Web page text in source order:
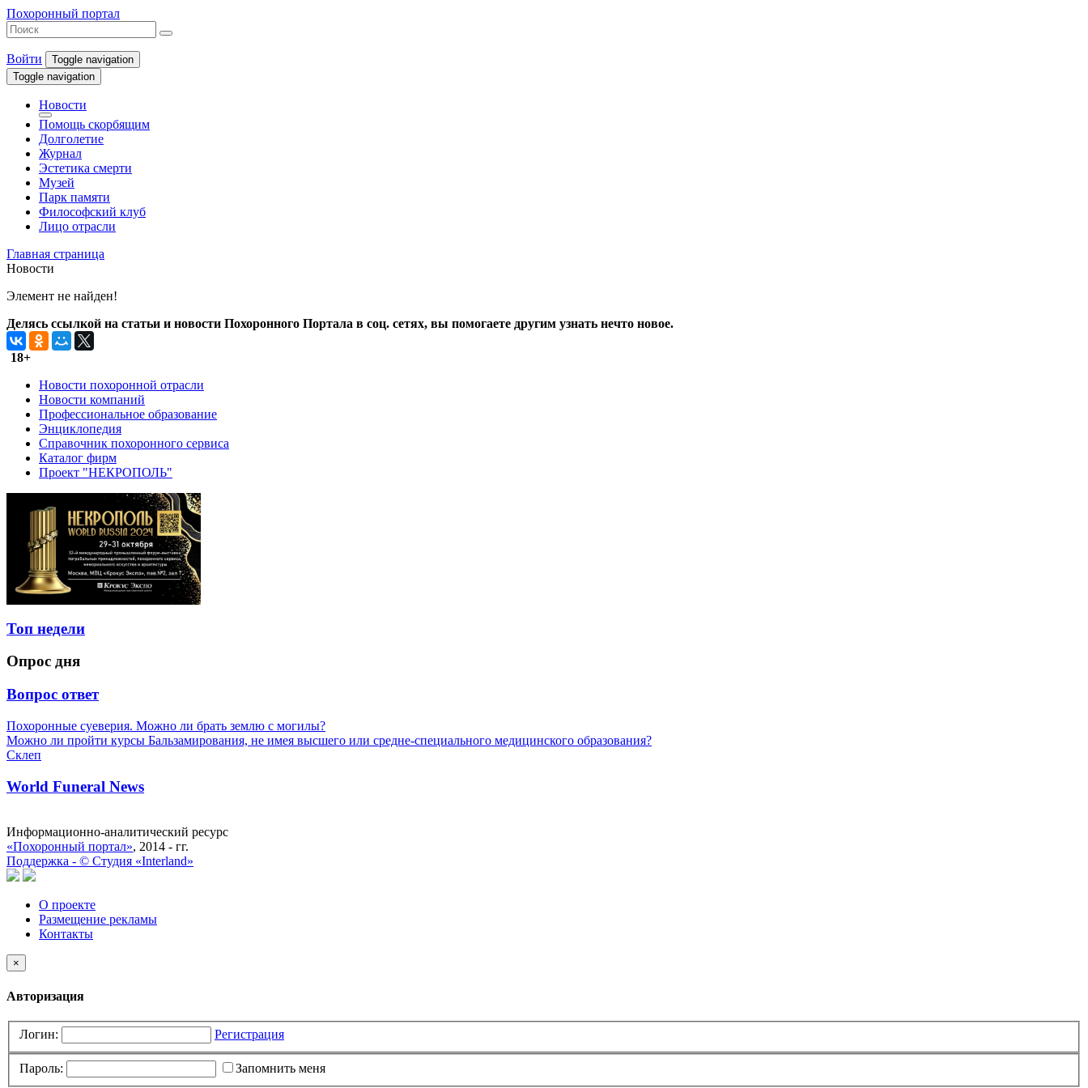
Похоронный портал
Войти
Toggle navigation
Toggle navigation
Новости
Помощь скорбящим
Долголетие
Журнал
Эстетика смерти
Музей
Парк памяти
Философский клуб
Лицо отрасли
Главная страница
Новости
Элемент не найден!
Делясь ссылкой на статьи и новости Похоронного Портала в соц. сетях, вы помогаете другим узнать нечто новое.
18+
Новости похоронной отрасли
Новости компаний
Профессиональное образование
Энциклопедия
Справочник похоронного сервиса
Каталог фирм
Проект "НЕКРОПОЛЬ"
Топ недели
Опрос дня
Вопрос ответ
Похоронные суеверия. Можно ли брать землю с могилы?
Можно ли пройти курсы Бальзамирования, не имея высшего или средне-специального медицинского образования?
Склеп
World Funeral News
Информационно-аналитический ресурс
«Похоронный портал», 2014 - гг.
Поддержка - © Cтудия «Interland»
О проекте
Размещение рекламы
Контакты
×
Авторизация
Логин: Регистрация
Пароль:
Запомнить меня